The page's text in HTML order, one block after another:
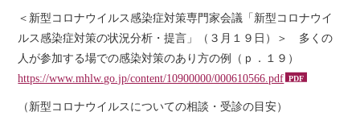
＜新型コロナウイルス感染症対策専門家会議「新型コロナウイ
ルス感染症対策の状況分析・提言」（３月１９日）＞ 多くの
人が参加する場での感染対策のあり方の例（ｐ．１９）
https://www.mhlw.go.jp/content/10900000/000610566.pdf
（新型コロナウイルスについての相談・受診の目安）